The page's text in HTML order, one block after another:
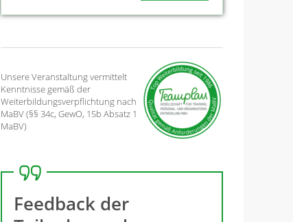
Unsere Veranstaltung vermittelt
Kenntnisse gemäß der
Weiterbildungsverpflichtung nach
MaBV (§§ 34c, GewO, 15b Absatz 1
MaBV)
Feedback der